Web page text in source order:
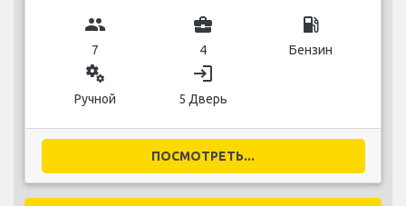
group
7
business_center
4
local_gas_station
Бензин
miscellaneous_services
Ручной
login
5 Дверь
ПОСМОТРЕТЬ...